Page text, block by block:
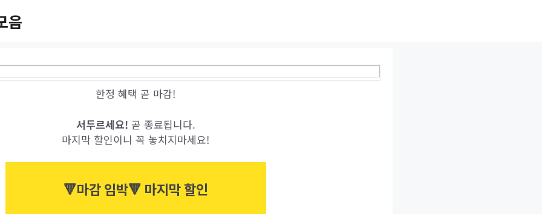
음
한정 혜택 곧 마감!
서두르세요! 곧 종료됩니다.
마지막 할인이니 꼭 놓치지마세요!
🔻마감 임박🔻 마지막 할인